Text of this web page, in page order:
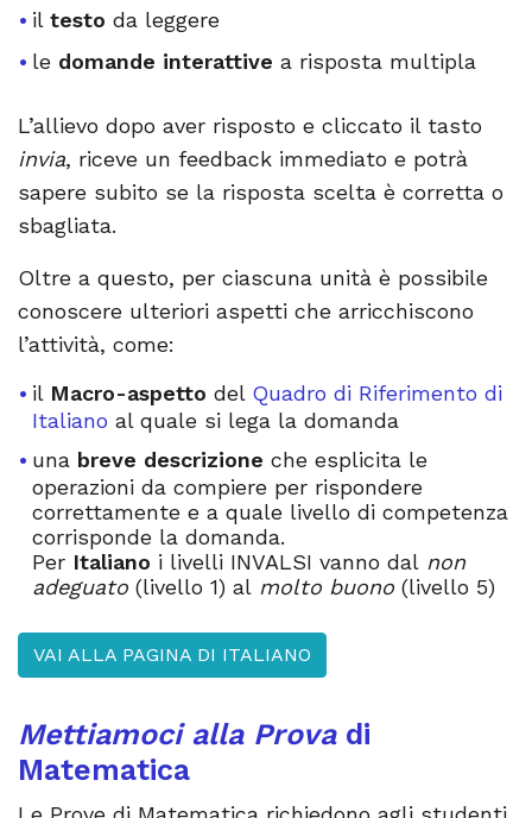
il testo da leggere
le domande interattive a risposta multipla
L’allievo dopo aver risposto e cliccato il tasto
invia, riceve un feedback immediato e potrà
sapere subito se la risposta scelta è corretta o
sbagliata.
Oltre a questo, per ciascuna unità è possibile
conoscere ulteriori aspetti che arricchiscono
l’attività, come:
il Macro-aspetto del Quadro di Riferimento di
Italiano al quale si lega la domanda
una breve descrizione che esplicita le
operazioni da compiere per rispondere
correttamente e a quale livello di competenza
corrisponde la domanda.
Per Italiano i livelli INVALSI vanno dal non
adeguato (livello 1) al molto buono (livello 5)
VAI ALLA PAGINA DI ITALIANO
Mettiamoci alla Prova di
Matematica